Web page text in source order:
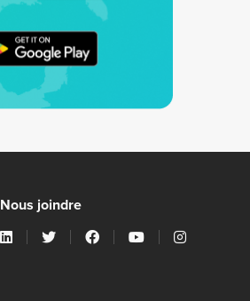
Nous joindre